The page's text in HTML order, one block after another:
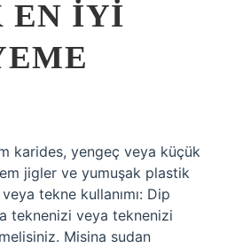
EN IYI
karides, yengeç veya küçük
jigler ve yumuşak plastik
tekne kullanımı: Dip
teknenizi veya teknenizi
Misina sudan